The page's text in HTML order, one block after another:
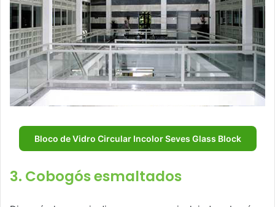
Bloco de Vidro Circular Incolor Seves Glass Block
3. Cobogós esmaltados